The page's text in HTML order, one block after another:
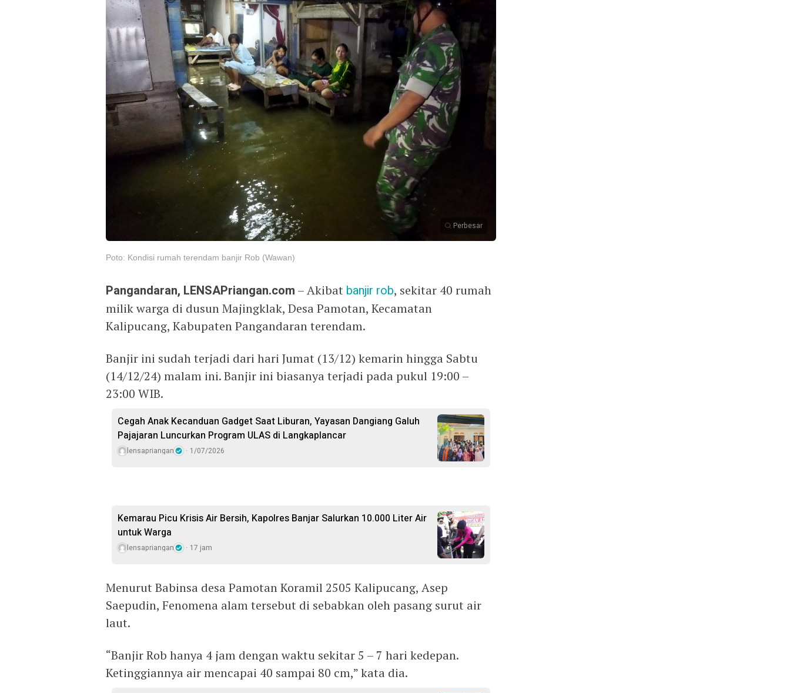
Perbesar
Poto: Kondisi rumah terendam banjir Rob (Wawan)
Pangandaran, LENSAPriangan.com – Akibat banjir rob, sekitar 40 rumah
milik warga di dusun Majingklak, Desa Pamotan, Kecamatan
Kalipucang, Kabupaten Pangandaran terendam.
Banjir ini sudah terjadi dari hari Jumat (13/12) kemarin hingga Sabtu
(14/12/24) malam ini. Banjir ini biasanya terjadi pada pukul 19:00 –
23:00 WIB.
Cegah Anak Kecanduan Gadget Saat Liburan, Yayasan Dangiang Galuh
Pajajaran Luncurkan Program ULAS di Langkaplancar
lensapriangan 1/07/2026
Kemarau Picu Krisis Air Bersih, Kapolres Banjar Salurkan 10.000 Liter Air
untuk Warga
lensapriangan 17 jam
Menurut Babinsa desa Pamotan Koramil 2505 Kalipucang, Asep
Saepudin, Fenomena alam tersebut di sebabkan oleh pasang surut air
laut.
“Banjir Rob hanya 4 jam dengan waktu sekitar 5 – 7 hari kedepan.
Ketinggiannya air mencapai 40 sampai 80 cm,” kata dia.